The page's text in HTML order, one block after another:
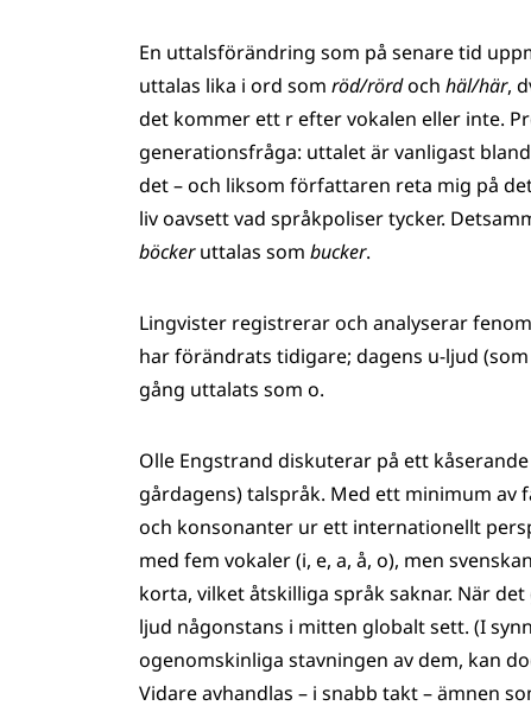
En uttalsförändring som på senare tid
uttalas lika i ord som röd/rördoch häl/här,
det kommer ett r efter vokalen eller inte.
generationsfråga: uttalet är vanligast
det – och liksom författaren reta mig på
liv oavsett vad språkpoliser tycker.
böckeruttalas som bucker.
Lingvister registrerar och analyserar
har förändrats tidigare; dagens u-ljud (som
gång uttalats som o.
Olle Engstrand diskuterar på ett
gårdagens) talspråk. Med ett minimum av
och konsonanter ur ett internationellt
med fem vokaler (i, e, a, å, o), men
korta, vilket åtskilliga språk saknar. När
ljud någonstans i mitten globalt sett. (I
ogenomskinliga stavningen av dem, kan
Vidare avhandlas – i snabb takt – ämnen